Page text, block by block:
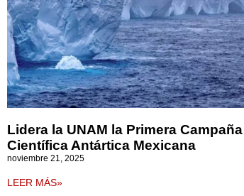
Lidera la UNAM la Primera Campaña
Científica Antártica Mexicana
noviembre 21, 2025
LEER MÁS»